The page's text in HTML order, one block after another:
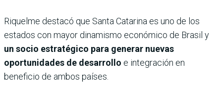
Riquelme destacó que Santa Catarina es uno de los
estados con mayor dinamismo económico de Brasil y
un socio estratégico para generar nuevas
oportunidades de desarrollo e integración en
beneficio de ambos países.